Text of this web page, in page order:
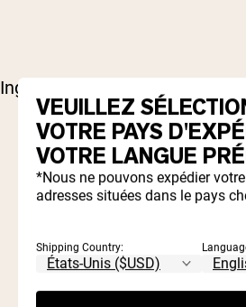
Ingrédients:
5 avocats Hass, mûr
3 scoops nus nutrition
de protéines de
Jus de 1 gros citron vert
1 tomate, petite en dés
1 petit jalapeno,
½ tasse de coriandre,
Tapatio, au goût
VEUILLEZ
VOTRE PAYS
VOTRE LANGUE
*Nous ne pouvons expédier
adresses situées dans le pays
Shipping Country: